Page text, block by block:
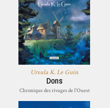
Ursula K. Le Guin
Dons
Chronique des rivages de l'Ouest